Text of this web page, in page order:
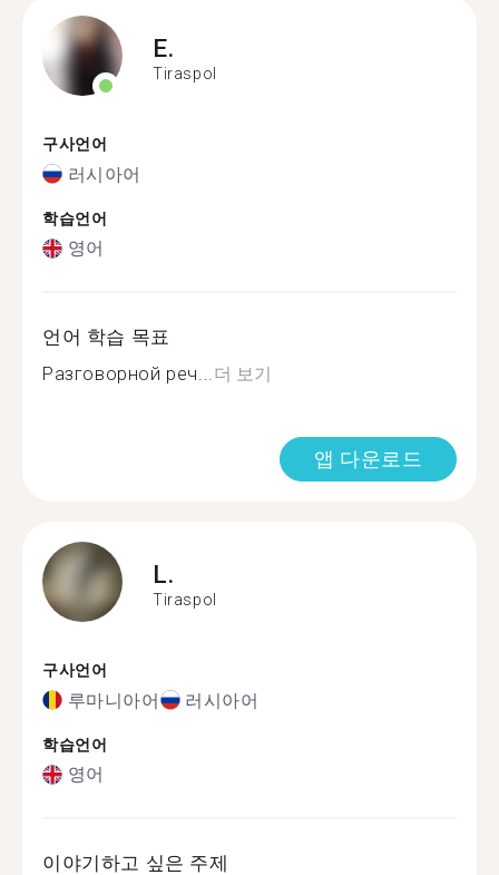
E.
Tiraspol
구사언어
러시아어
학습언어
영어
언어 학습 목표
Разговорной реч...더 보기
앱 다운로드
L.
Tiraspol
구사언어
루마니아어 러시아어
학습언어
영어
이야기하고 싶은 주제